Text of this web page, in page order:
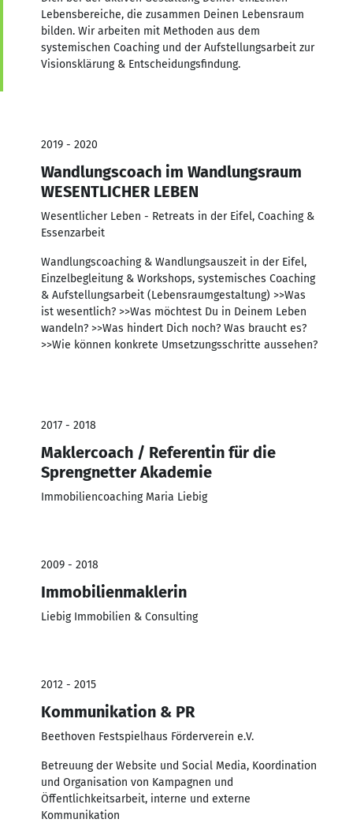
Lebensbereiche, die zusammen Deinen Lebensraum
bilden. Wir arbeiten mit Methoden aus dem
systemischen Coaching und der Aufstellungsarbeit zur
Visionsklärung & Entscheidungsfindung.
2019 - 2020
Wandlungscoach im Wandlungsraum
WESENTLICHER LEBEN
Wesentlicher Leben - Retreats in der Eifel, Coaching &
Essenzarbeit
Wandlungscoaching & Wandlungsauszeit in der Eifel,
Einzelbegleitung & Workshops, systemisches Coaching
& Aufstellungsarbeit (Lebensraumgestaltung) >>Was
ist wesentlich? >>Was möchtest Du in Deinem Leben
wandeln? >>Was hindert Dich noch? Was braucht es?
>>Wie können konkrete Umsetzungsschritte aussehen?
2017 - 2018
Maklercoach / Referentin für die
Sprengnetter Akademie
Immobiliencoaching Maria Liebig
2009 - 2018
Immobilienmaklerin
Liebig Immobilien & Consulting
2012 - 2015
Kommunikation & PR
Beethoven Festspielhaus Förderverein e.V.
Betreuung der Website und Social Media, Koordination
und Organisation von Kampagnen und
Öffentlichkeitsarbeit, interne und externe
Kommunikation